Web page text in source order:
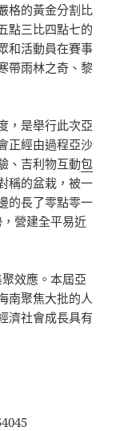
格的黃金分割比
點三比四點七的
和活動員在賽事
帶雨林之奇、黎
，是舉行此次亞
正經由過程亞沙
、吉利物互動包
稱的盆栽，被一
的長了零點零一
，營建全平易近
效應。本屆亞
南聚焦大批的人
濟社會成長具有